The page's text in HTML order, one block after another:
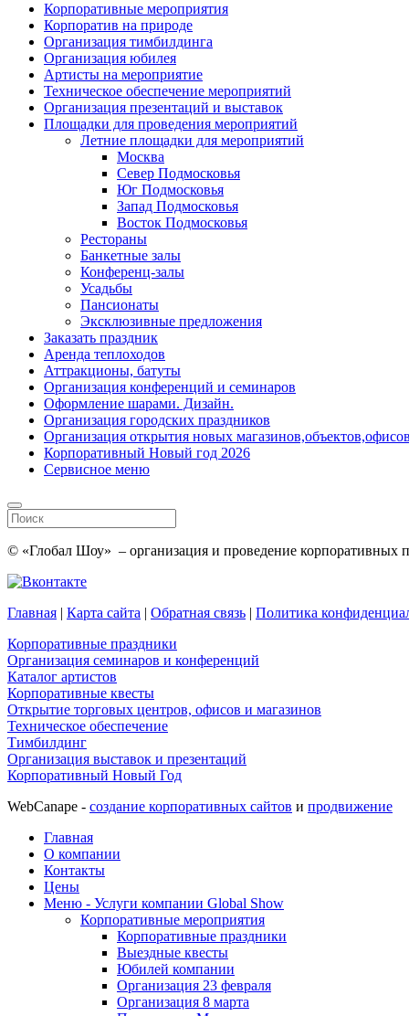
Корпоративные мероприятия
Корпоратив на природе
Организация тимбилдинга
Организация юбилея
Артисты на мероприятие
Техническое обеспечение мероприятий
Организация презентаций и выставок
Площадки для проведения мероприятий
Летние площадки для мероприятий
Москва
Север Подмосковья
Юг Подмосковья
Запад Подмосковья
Восток Подмосковья
Рестораны
Банкетные залы
Конференц-залы
Усадьбы
Пансионаты
Эксклюзивные предложения
Заказать праздник
Аренда теплоходов
Аттракционы, батуты
Организация конференций и семинаров
Оформление шарами. Дизайн.
Организация городских праздников
Организация открытия новых
Корпоративный Новый год 2026
Сервисное меню
© «Глобал Шоу» – организация и проведение корпоративных
Главная | Карта сайта | Обратная связь | Политика
Корпоративные праздники
Организация семинаров и конференций
Каталог артистов
Корпоративные квесты
Открытие торговых центров, офисов и магазинов
Техническое обеспечение
Тимбилдинг
Организация выставок и презентаций
Корпоративный Новый Год
WebCanape - создание корпоративных сайтов и продвижение
Главная
О компании
Контакты
Цены
Меню - Услуги компании Global Show
Корпоративные мероприятия
Корпоративные праздники
Выездные квесты
Юбилей компании
Организация 23 февраля
Организация 8 марта